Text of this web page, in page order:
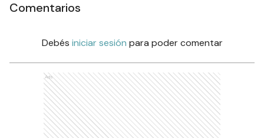
Comentarios
Debés iniciar sesión para poder comentar
Ads